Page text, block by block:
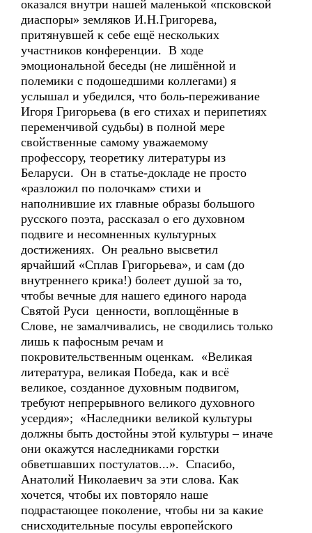
оказался внутри нашей маленькой «псковской
диаспоры» земляков И.Н.Григорева,
притянувшей к себе ещё нескольких
участников конференции. В ходе
эмоциональной беседы (не лишённой и
полемики с подошедшими коллегами) я
услышал и убедился, что боль-переживание
Игоря Григорьева (в его стихах и перипетиях
переменчивой судьбы) в полной мере
свойственные самому уважаемому
профессору, теоретику литературы из
Беларуси. Он в статье-докладе не просто
«разложил по полочкам» стихи и
наполнившие их главные образы большого
русского поэта, рассказал о его духовном
подвиге и несомненных культурных
достижениях. Он реально высветил
ярчайший «Сплав Григорьева», и сам (до
внутреннего крика!) болеет душой за то,
чтобы вечные для нашего единого народа
Святой Руси ценности, воплощённые в
Слове, не замалчивались, не сводились только
лишь к пафосным речам и
покровительственным оценкам. «Великая
литература, великая Победа, как и всё
великое, созданное духовным подвигом,
требуют непрерывного великого духовного
усердия»; «Наследники великой культуры
должны быть достойны этой культуры – иначе
они окажутся наследниками горстки
обветшавших постулатов...». Спасибо,
Анатолий Николаевич за эти слова. Как
хочется, чтобы их повторяло наше
подрастающее поколение, чтобы ни за какие
снисходительные посулы европейского